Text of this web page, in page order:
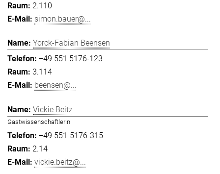
2.110
simon.bauer@...
Yorck-Fabian Beensen
+49 551 5176-123
3.114
beensen@...
Vickie Beitz
Gastwissenschaftlerin
+49 551-5176-315
2.14
vickie.beitz@...